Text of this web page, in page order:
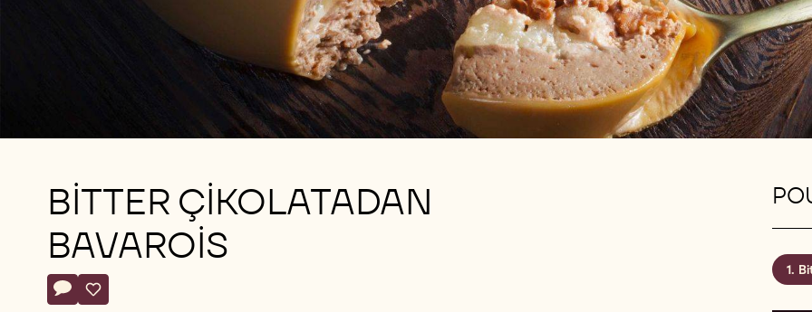
BITTER ÇIKOLATADAN
BAVAROIS
Actions
Yorum yaz
- Bitter çikolatadan bavarois
Kaydet
- Bitter çikolatadan bavarois